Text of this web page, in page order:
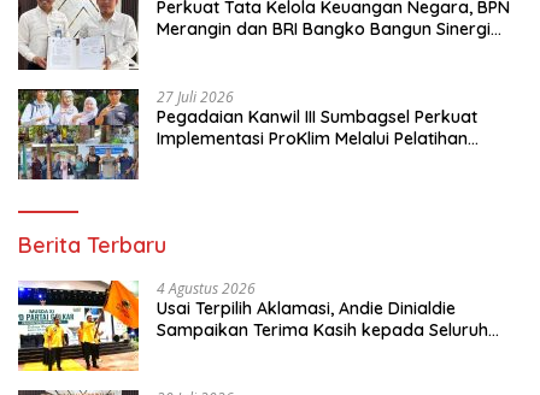
Perkuat Tata Kelola Keuangan Negara, BPN
Merangin dan BRI Bangko Bangun Sinergi
27 Juli 2026
Pegadaian Kanwil III Sumbagsel Perkuat
Implementasi ProKlim Melalui Pelatihan
Berita Terbaru
4 Agustus 2026
Usai Terpilih Aklamasi, Andie Dinialdie
Sampaikan Terima Kasih kepada Seluruh